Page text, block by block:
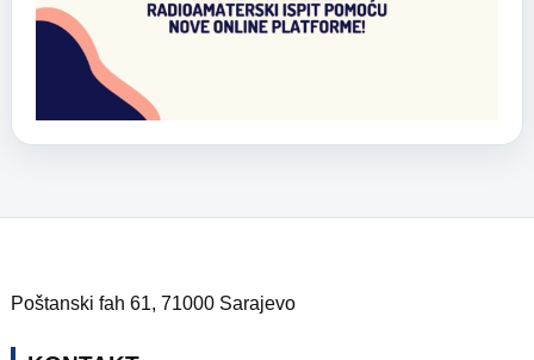
Poštanski fah 61, 71000 Sarajevo